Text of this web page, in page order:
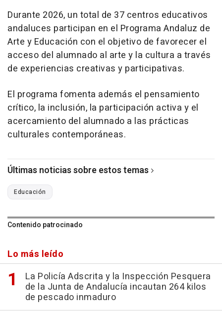
Durante 2026, un total de 37 centros educativos
andaluces participan en el Programa Andaluz de
Arte y Educación con el objetivo de favorecer el
acceso del alumnado al arte y la cultura a través
de experiencias creativas y participativas.
El programa fomenta además el pensamiento
crítico, la inclusión, la participación activa y el
acercamiento del alumnado a las prácticas
culturales contemporáneas.
Últimas noticias sobre estos temas
Educación
Contenido patrocinado
Lo más leído
La Policía Adscrita y la Inspección Pesquera
de la Junta de Andalucía incautan 264 kilos
de pescado inmaduro